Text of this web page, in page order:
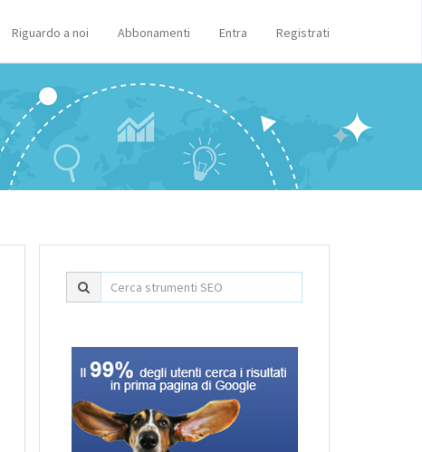
Riguardo a noi Abbonamenti Entra Registrati